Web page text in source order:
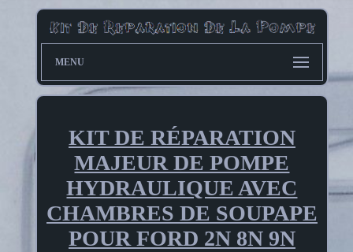
MENU
KIT DE RÉPARATION
MAJEUR DE POMPE
HYDRAULIQUE AVEC
CHAMBRES DE SOUPAPE
POUR FORD 2N 8N 9N